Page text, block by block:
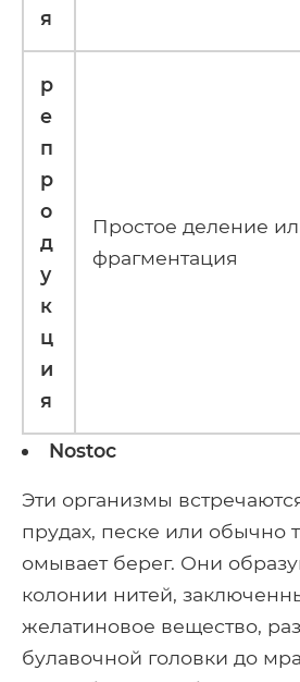
я
р
е
п
р
о
д
у
к
ц
и
я
Простое деление
фрагментация
Nostoc
Эти организмы
прудах, песке или обычно
омывает берег. Они
колонии нитей,
желатиновое вещество,
булавочной головки до